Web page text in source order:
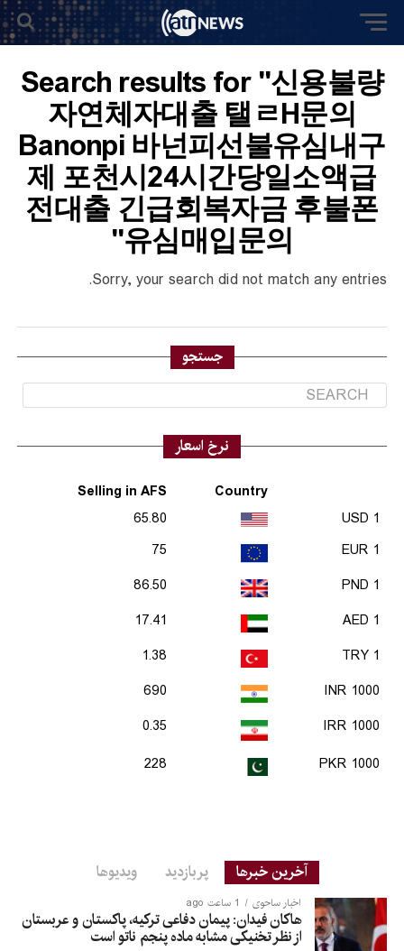
Search results for "신용불량
자연체자대출 탤ㄹH문의
Banonpi 바넌피선불유심내구
제 포천시24시간당일소액급
전대출 긴급회복자금 후불폰
유심매입문의"
Sorry, your search did not match any entries.
جستجو
نرخ اسعار
Country
Selling in AFS
1 USD
65.80
1 EUR
75
1 PND
86.50
1 AED
17.41
1 TRY
1.38
1000 INR
690
1000 IRR
0.35
1000 PKR
228
آخرین خبرها پربازدید ویدیوها
اخبار ساحوی 1 ساعت ago
هاکان فیدان: پیمان دفاعی ترکیه، پاکستان و عربستان
از نظر تخنیکی مشابه ماده پنجم ناتو است